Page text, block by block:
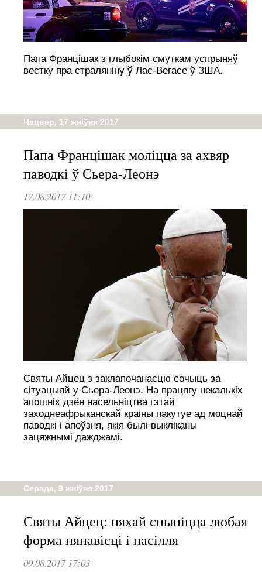
Папа Францішак з глыбокім смуткам успрыняў
вестку пра страляніну ў Лас-Вегасе ў ЗША.
Чацвер, 17 жніўня 2017
Папа Францішак моліцца за ахвяр
паводкі ў Сьера-Леонэ
17.08.2017 11:10
Святы Айцец з заклапочанасцю сочыць за
сітуацыяй у Сьера-Леонэ. На працягу некалькіх
апошніх дзён насельніцтва гэтай
заходнеафрыканскай краіны пакутуе ад моцнай
паводкі і апоўзня, якія былі выкліканы
зацяжнымі дажджамі.
Серада, 9 жніўня 2017
Святы Айцец: няхай спыніцца любая
форма нянавісці і насілля
09.08.2017 17:03